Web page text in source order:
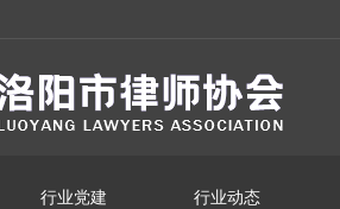
行业党建
行业动态